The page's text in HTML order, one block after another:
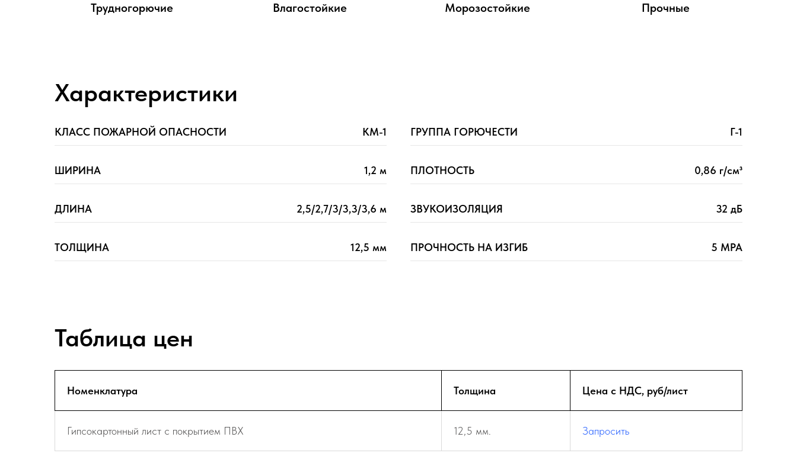
Трудногорючие Влагостойкие Морозостойкие Прочные
Характеристики
КЛАСС ПОЖАРНОЙ ОПАСНОСТИ КМ-1
ШИРИНА 1,2 м
ДЛИНА 2,5/2,7/3/3,3/3,6 м
ТОЛЩИНА 12,5 мм
ГРУППА ГОРЮЧЕСТИ Г-1
ПЛОТНОСТЬ 0,86 г/см³
ЗВУКОИЗОЛЯЦИЯ 32 дБ
ПРОЧНОСТЬ НА ИЗГИБ 5 МРА
Таблица цен
Номенклатура Толщина Цена с НДС, руб/лист
Гипсокартонный лист с покрытием ПВХ 12,5 мм. Запросить